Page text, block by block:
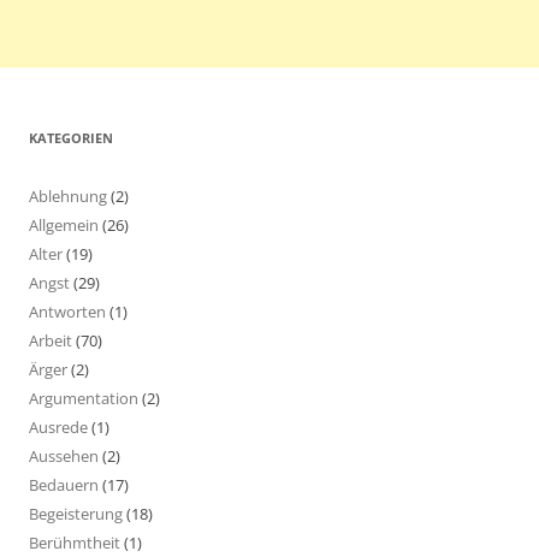
KATEGORIEN
Ablehnung(2)
Allgemein (26)
Alter(19)
Angst(29)
Antworten (1)
Arbeit(70)
Ärger(2)
Argumentation (2)
Ausrede(1)
Aussehen (2)
Bedauern (17)
Begeisterung(18)
Berühmtheit(1)